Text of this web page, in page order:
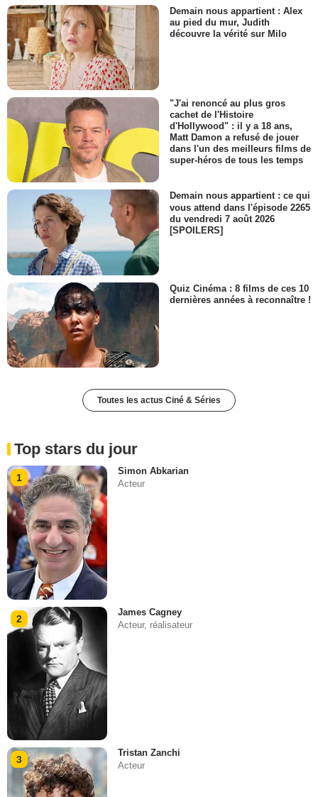
Demain nous appartient : Alex
au pied du mur, Judith
découvre la vérité sur Milo
"J'ai renoncé au plus gros
cachet de l'Histoire
d'Hollywood" : il y a 18 ans,
Matt Damon a refusé de jouer
dans l'un des meilleurs films de
super-héros de tous les temps
Demain nous appartient : ce qui
vous attend dans l'épisode 2265
du vendredi 7 août 2026
[SPOILERS]
Quiz Cinéma : 8 films de ces 10
dernières années à reconnaître !
Toutes les actus Ciné & Séries
Top stars du jour
1
Simon Abkarian
Acteur
2
James Cagney
Acteur, réalisateur
3
Tristan Zanchi
Acteur